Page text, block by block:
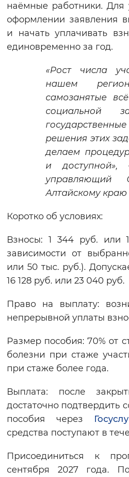
Вернуть
наёмные работники. Для
оформлении заявления
и начать уплачивать
единовременно за год.
«Рост числа
нашем
самозанятые
социальной
решения этих
делаем
и доступной»,
Алтайскому краю
Коротко об условиях:
Взносы: 1 344 руб.
зависимости от
или 50 тыс. руб.).
16 128 руб. или 23 040 руб.
Право на выплату:
непрерывной уплаты
Размер пособия: 70% от
болезни при стаже
при стаже более года.
Выплата: после
достаточно подтвердить
пособия через
средства поступают в
Присоединиться к
сентября 2027 года.